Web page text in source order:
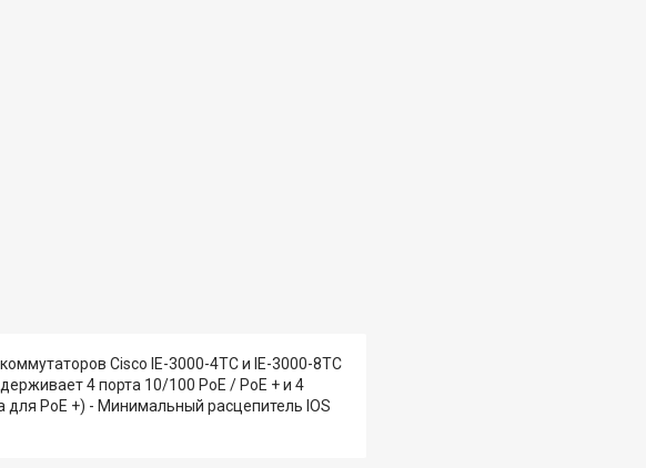
Cisco IE-3000-4TC и IE-3000-8TC
4 порта 10/100 PoE / PoE + и 4
для PoE +) - Минимальный расцепитель IOS